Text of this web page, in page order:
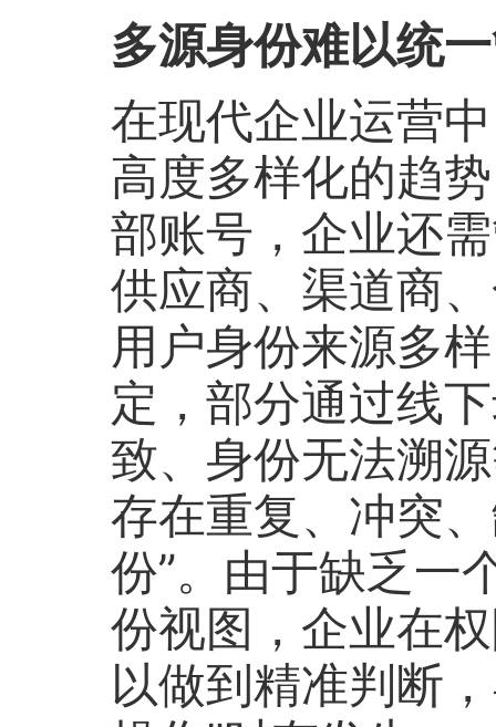
多源身份难以统
在现代企业运营
高度多样化的趋
部账号，企业还
供应商、渠道商
用户身份来源多
定，部分通过线
致、身份无法溯
存在重复、冲突
份”。由于缺乏一
份视图，企业在
以做到精准判断